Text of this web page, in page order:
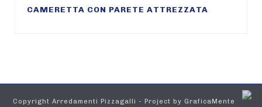
CAMERETTA CON PARETE ATTREZZATA
Copyright Arredamenti Pizzagalli - Project by GraficaMente